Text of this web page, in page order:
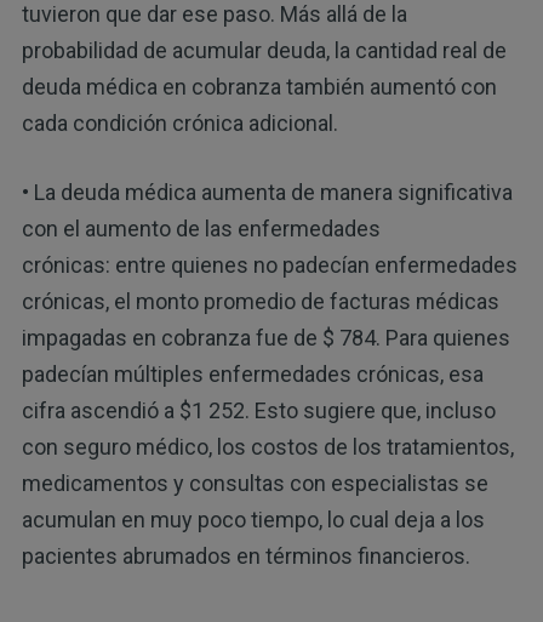
tuvieron que dar ese paso. Más allá de la
probabilidad de acumular deuda, la cantidad real de
deuda médica en cobranza también aumentó con
cada condición crónica adicional.
• La deuda médica aumenta de manera significativa
con el aumento de las enfermedades
crónicas: entre quienes no padecían enfermedades
crónicas, el monto promedio de facturas médicas
impagadas en cobranza fue de $ 784. Para quienes
padecían múltiples enfermedades crónicas, esa
cifra ascendió a $1 252. Esto sugiere que, incluso
con seguro médico, los costos de los tratamientos,
medicamentos y consultas con especialistas se
acumulan en muy poco tiempo, lo cual deja a los
pacientes abrumados en términos financieros.